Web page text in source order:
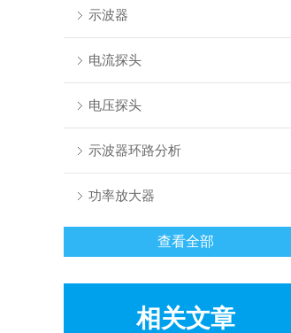
示波器
电流探头
电压探头
示波器环路分析
功率放大器
查看全部
相关文章